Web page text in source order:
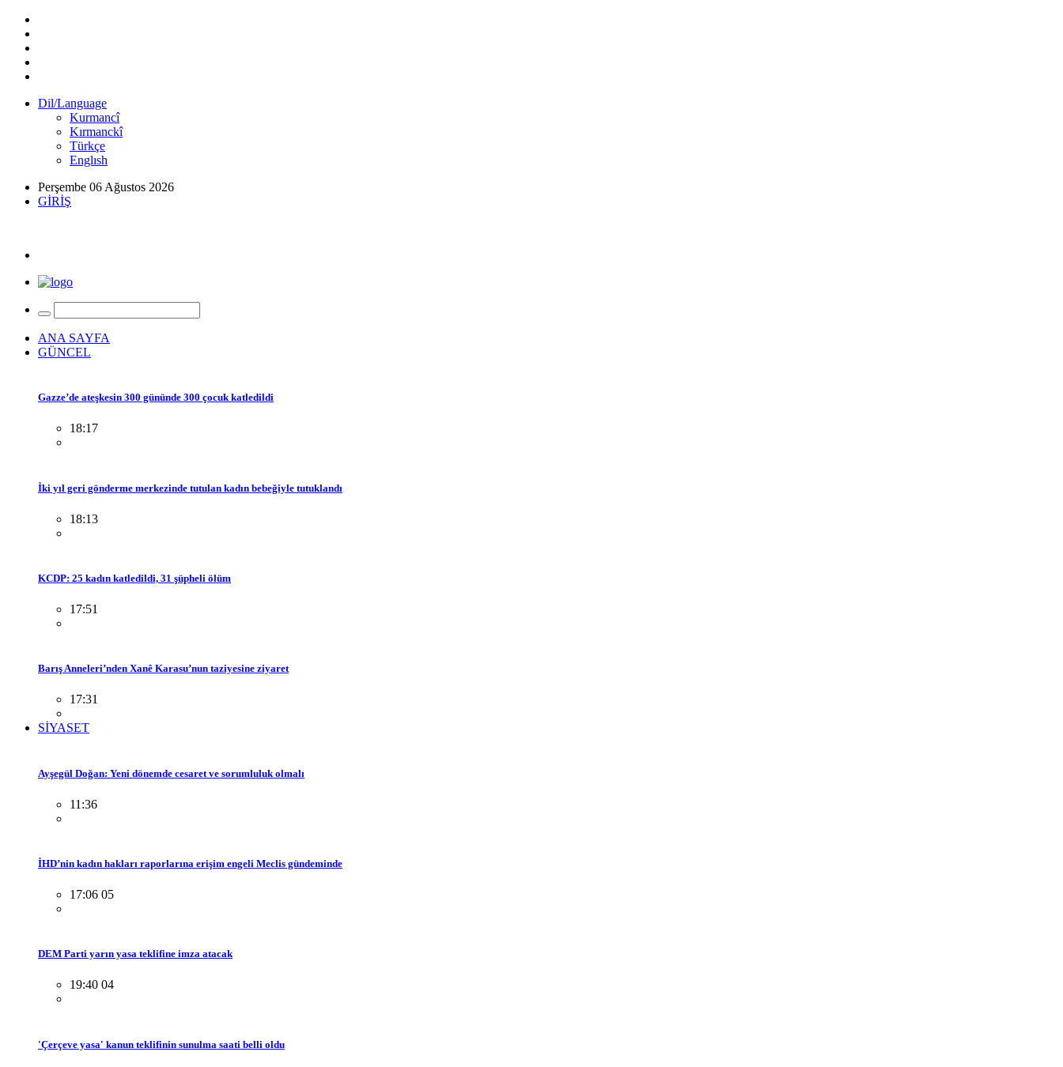
Dil/Language
Kurmancî
Kırmanckî
Türkçe
Englısh
Perşembe 06 Ağustos 2026
GİRİŞ
ANA SAYFA
GÜNCEL
Gazze’de ateşkesin 300 gününde 300 çocuk katledildi
18:17
İki yıl geri gönderme merkezinde tutulan kadın bebeğiyle tutuklandı
18:13
KCDP: 25 kadın katledildi, 31 şüpheli ölüm
17:51
Barış Anneleri’nden Xanê Karasu’nun taziyesine ziyaret
17:31
SİYASET
Ayşegül Doğan: Yeni dönemde cesaret ve sorumluluk olmalı
11:36
İHD’nin kadın hakları raporlarına erişim engeli Meclis gündeminde
17:06 05
DEM Parti yarın yasa teklifine imza atacak
19:40 04
'Çerçeve yasa' kanun teklifinin sunulma saati belli oldu